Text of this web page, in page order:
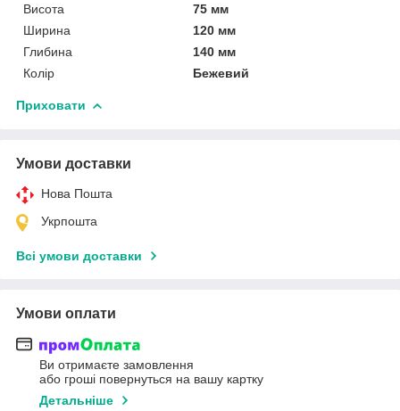
Висота
75 мм
Ширина
120 мм
Глибина
140 мм
Колір
Бежевий
Приховати
Умови доставки
Нова Пошта
Укрпошта
Всі умови доставки
Умови оплати
Ви отримаєте замовлення
або гроші повернуться на вашу картку
Детальніше